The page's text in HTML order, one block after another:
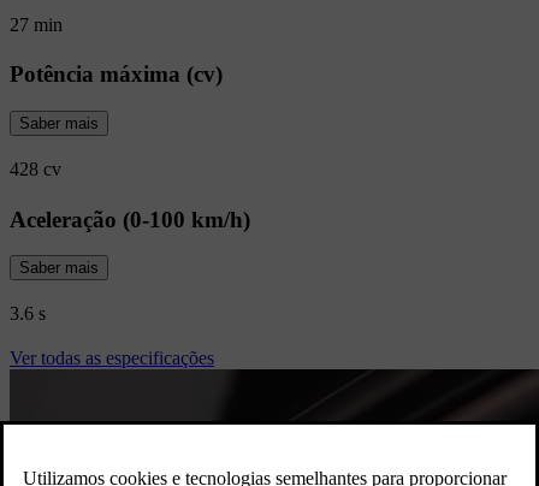
27 min
Potência máxima (cv)
Saber mais
428 cv
Aceleração (0-100 km/h)
Saber mais
3.6 s
Ver todas as especificações